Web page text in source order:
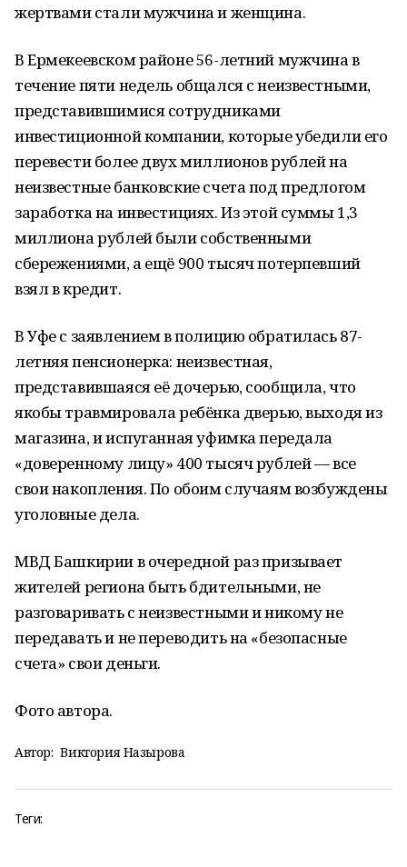
жертвами стали мужчина и женщина.
В Ермекеевском районе 56-летний мужчина в
течение пяти недель общался с неизвестными,
представившимися сотрудниками
инвестиционной компании, которые убедили его
перевести более двух миллионов рублей на
неизвестные банковские счета под предлогом
заработка на инвестициях. Из этой суммы 1,3
миллиона рублей были собственными
сбережениями, а ещё 900 тысяч потерпевший
взял в кредит.
В Уфе с заявлением в полицию обратилась 87-
летняя пенсионерка: неизвестная,
представившаяся её дочерью, сообщила, что
якобы травмировала ребёнка дверью, выходя из
магазина, и испуганная уфимка передала
«доверенному лицу» 400 тысяч рублей — все
свои накопления. По обоим случаям возбуждены
уголовные дела.
МВД Башкирии в очередной раз призывает
жителей региона быть бдительными, не
разговаривать с неизвестными и никому не
передавать и не переводить на «безопасные
счета» свои деньги.
Фото автора.
Автор: Виктория Назырова
Теги: